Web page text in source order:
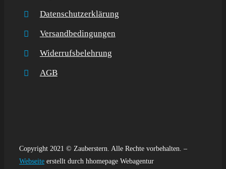
Datenschutzerklärung
Versandbedingungen
Widerrufsbelehrung
AGB
Copyright 2021 © Zauberstern. Alle Rechte vorbehalten. –
Webseiteerstellt durch hhomepage Webagentur